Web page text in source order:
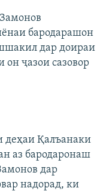
бародарашон
дар доираи
ҷазои сазовор
деҳаи Қалъанаки
аз бародаронаш
дар
надорад, ки